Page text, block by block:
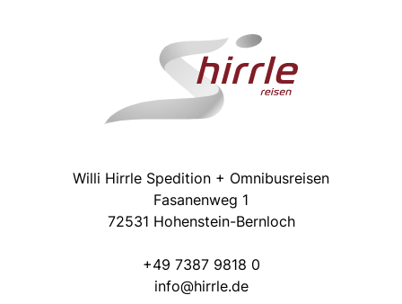
Willi Hirrle Spedition + Omnibusreisen
Fasanenweg 1
72531 Hohenstein-Bernloch
+49 7387 9818 0
info@hirrle.de